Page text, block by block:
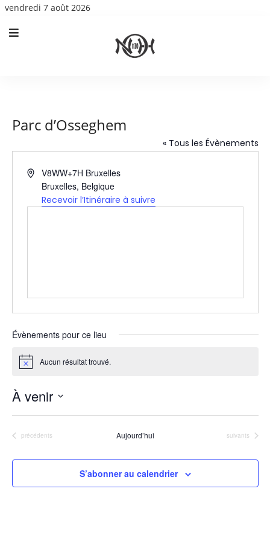
vendredi 7 août 2026
Parc d’Osseghem
« Tous les Évènements
AdresseV8WW+7H Bruxelles
Bruxelles, Belgique
Recevoir l’Itinéraire à suivre
Évènements pour ce lieu
Notice Aucun résultat trouvé.
À venir
Sélectionnez
Évènements
précédents Aujourd’hui Évènements
suivants
S’abonner au calendrier